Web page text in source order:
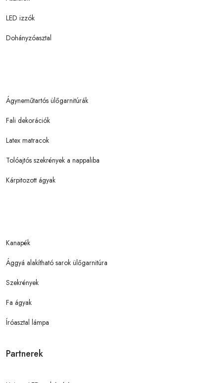
LED izzók
Dohányzóasztal
Ágyneműtartós ülőgarnitúrák
Fali dekorációk
Latex matracok
Tolóajtós szekrények a nappaliba
Kárpitozott ágyak
Kanapék
Ággyá alakítható sarok ülőgarnitúra
Szekrények
Fa ágyak
Íróasztal lámpa
Partnerek